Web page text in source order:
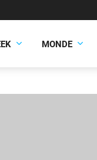
MONDE